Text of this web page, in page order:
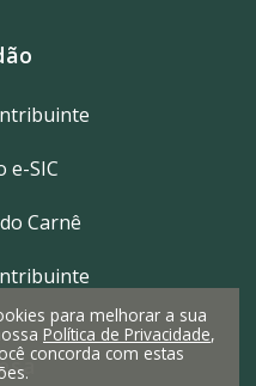
e-SIC
Carnê
para melhorar a sua
Política de Privacidade,
concorda com estas